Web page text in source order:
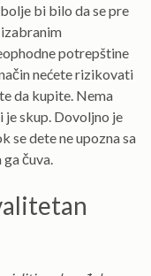
bi bilo da se pre
potrepštine
nećete rizikovati
da kupite. Nema
skup. Dovoljno je
se dete ne upozna sa
čuva.